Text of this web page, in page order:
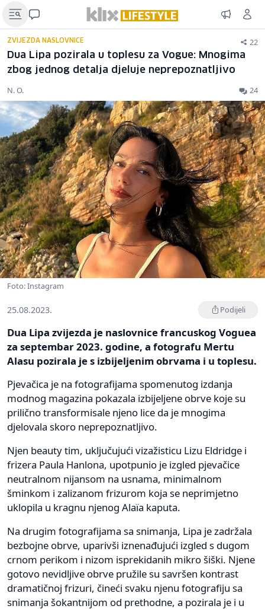
ZVIJEZDA NASLOVNICE 22
Dua Lipa pozirala u toplesu za Vogue: Mnogima
zbog jednog detalja djeluje neprepoznatljivo
N. O. 24
Foto: Instagram
25.08.2023. Podijeli
Dua Lipa zvijezda je naslovnice francuskog Voguea
za septembar 2023. godine, a fotografu Mertu
Alasu pozirala je s izbijeljenim obrvama i u toplesu.
Pjevačica je na fotografijama spomenutog izdanja
modnog magazina pokazala izbijeljene obrve koje su
prilično transformisale njeno lice da je mnogima
djelovala skoro neprepoznatljivo.
Njen beauty tim, uključujući vizažisticu Lizu Eldridge i
frizera Paula Hanlona, upotpunio je izgled pjevačice
neutralnom nijansom na usnama, minimalnom
šminkom i zalizanom frizurom koja se neprimjetno
uklopila u kragnu njenog Alaïa kaputa.
Na drugim fotografijama sa snimanja, Lipa je zadržala
bezbojne obrve, uparivši iznenađujući izgled s dugom
crnom perikom i nizom isprekidanih mikro šiški. Njene
gotovo nevidljive obrve pružile su savršen kontrast
dramatičnoj frizuri, čineći svaku njenu fotografiju sa
snimanja šokantnijom od prethodne, a pozirala je i u